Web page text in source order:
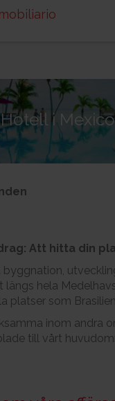
Hotell i Mexico
Att hitta din
byggnation,
längs hela
platser som
inom andra
till vårt